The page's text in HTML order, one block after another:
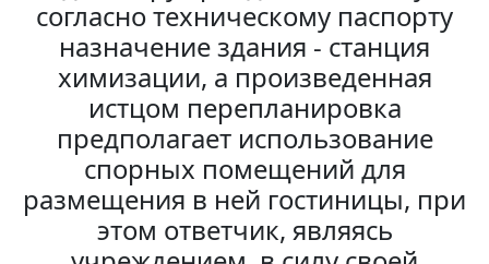
согласно техническому паспорту
назначение здания - станция
химизации, а произведенная
истцом перепланировка
предполагает использование
спорных помещений для
размещения в ней гостиницы, при
этом ответчик, являясь